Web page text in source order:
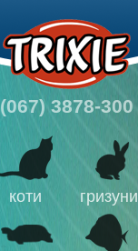
(067) 3878-300
коти гризуни